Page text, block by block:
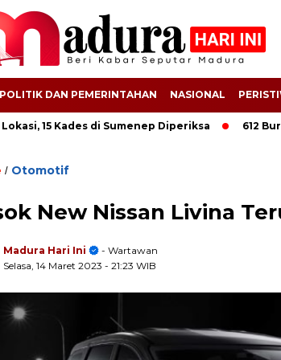
POLITIK DAN PEMERINTAHAN NASIONAL
15 Kades di Sumenep Diperiksa 612 Buruh
/ Otomotif
New Nissan Livina
Madura Hari Ini
- Wartawan
Selasa, 14 Maret 2023 - 21:23 WIB